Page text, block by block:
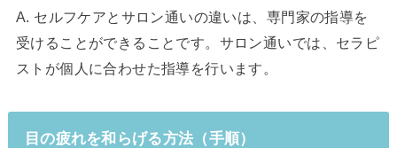
A. セルフケアとサロン通いの違いは、専門家の指導を
受けることができることです。サロン通いでは、セラピ
ストが個人に合わせた指導を行います。
目の疲れを和らげる方法（手順）